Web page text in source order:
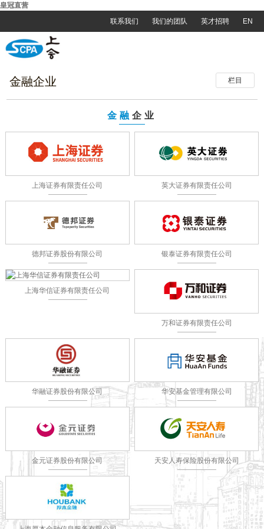
皇冠直营
联系我们
我们的团队 英才招聘 EN
栏目
金融企业
金融 企业
上海证券有限责任公司 英大证券有限责任公司
德邦证券股份有限公司 银泰证券有限责任公司
上海华信证券有限责任公司
万和证券有限责任公司
华融证券股份有限公司 华安基金管理有限公司
金元证券股份有限公司 天安人寿保险股份有限公司